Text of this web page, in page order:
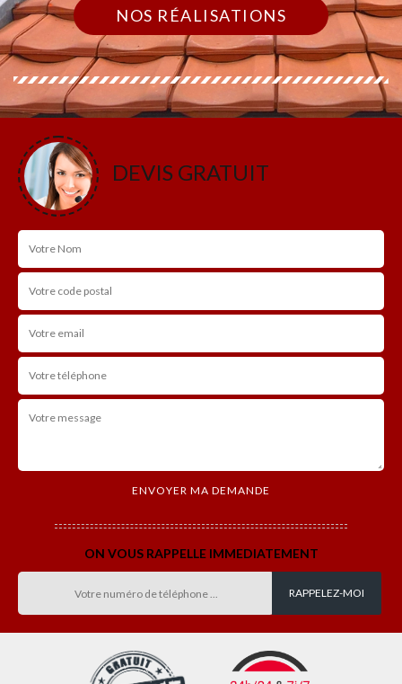
NOS RÉALISATIONS
DEVIS GRATUIT
ON VOUS RAPPELLE IMMEDIATEMENT